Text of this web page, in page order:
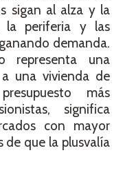
sigan al alza y la
la periferia y las
demanda.
representa una
una vivienda de
más
significa
con mayor
que la plusvalía